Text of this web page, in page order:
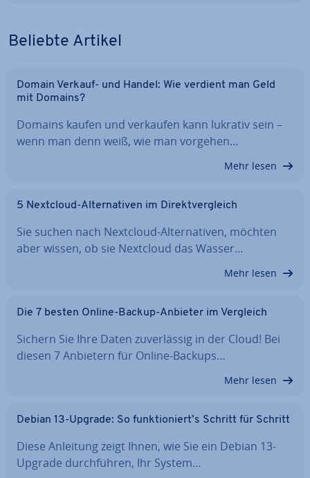
Beliebte Artikel
Domain Verkauf- und Handel: Wie verdient man Geld
mit Domains?
Domains kaufen und verkaufen kann lukrativ sein –
wenn man denn weiß, wie man vorgehen…
Mehr lesen
5 Nextcloud-Al­ter­na­ti­ven im Di­rekt­ver­gleich
Sie suchen nach Nextcloud-Al­ter­na­ti­ven, möchten
aber wissen, ob sie Nextcloud das Wasser…
Mehr lesen
Die 7 besten Online-Backup-Anbieter im Vergleich
Sichern Sie Ihre Daten zu­ver­läs­sig in der Cloud! Bei
diesen 7 Anbietern für Online-Backups…
Mehr lesen
Debian 13-Upgrade: So funk­tio­niert’s Schritt für Schritt
Diese Anleitung zeigt Ihnen, wie Sie ein Debian 13-
Upgrade durch­füh­ren, Ihr System…